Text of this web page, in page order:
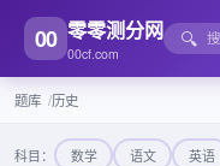
00 零零测分网
00cf.com
🔍
题库 历史
科目： 数学 语文 英语